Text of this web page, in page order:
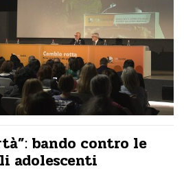
bando contro le
adolescenti